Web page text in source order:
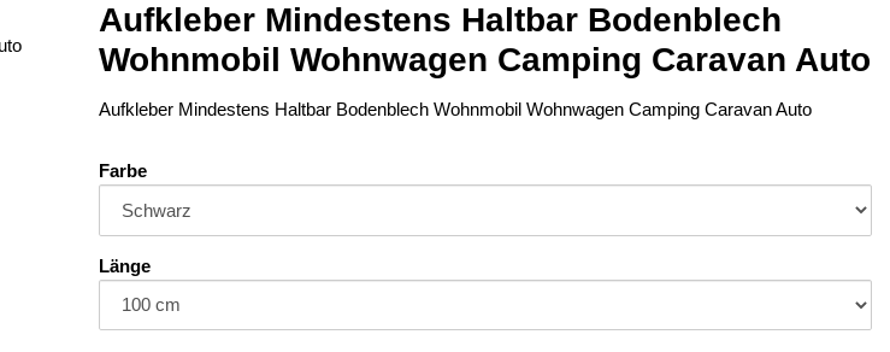
Aufkleber Mindestens Haltbar Bodenblech
Wohnmobil Wohnwagen Camping Caravan Auto
Aufkleber Mindestens Haltbar Bodenblech Wohnmobil Wohnwagen Camping Caravan Auto
Farbe
Länge